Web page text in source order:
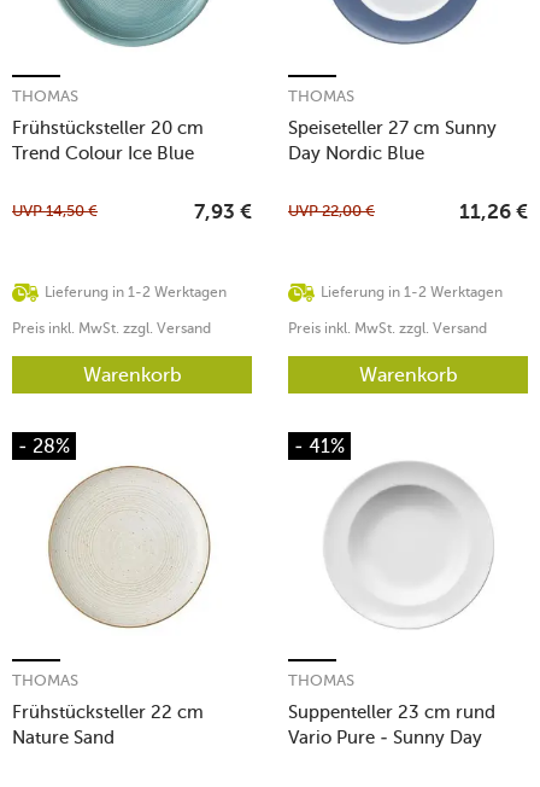
Frühstücksteller 20 cm
Trend Colour Ice Blue
THOMAS
Lieferung in 1-2 Werktagen
UVP14,50 € 7,93 €
Preis inkl. MwSt. zzgl. Versand
Warenkorb
Speiseteller 27 cm Sunny
Day Nordic Blue
THOMAS
Lieferung in 1-2 Werktagen
UVP22,00 € 11,26 €
Preis inkl. MwSt. zzgl. Versand
Warenkorb
- 28%
Frühstücksteller 22 cm
Nature Sand
THOMAS
- 41%
Suppenteller 23 cm rund
Vario Pure - Sunny Day
THOMAS